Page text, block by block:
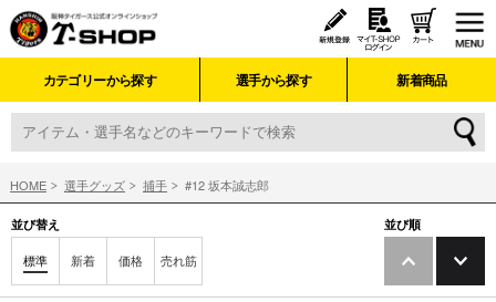
カテゴリーから探す 選手から探す 新着商品
HOME 選手グッズ 捕手 #12 坂本誠志郎
並び替え
標準 新着 価格 売れ筋
並び順